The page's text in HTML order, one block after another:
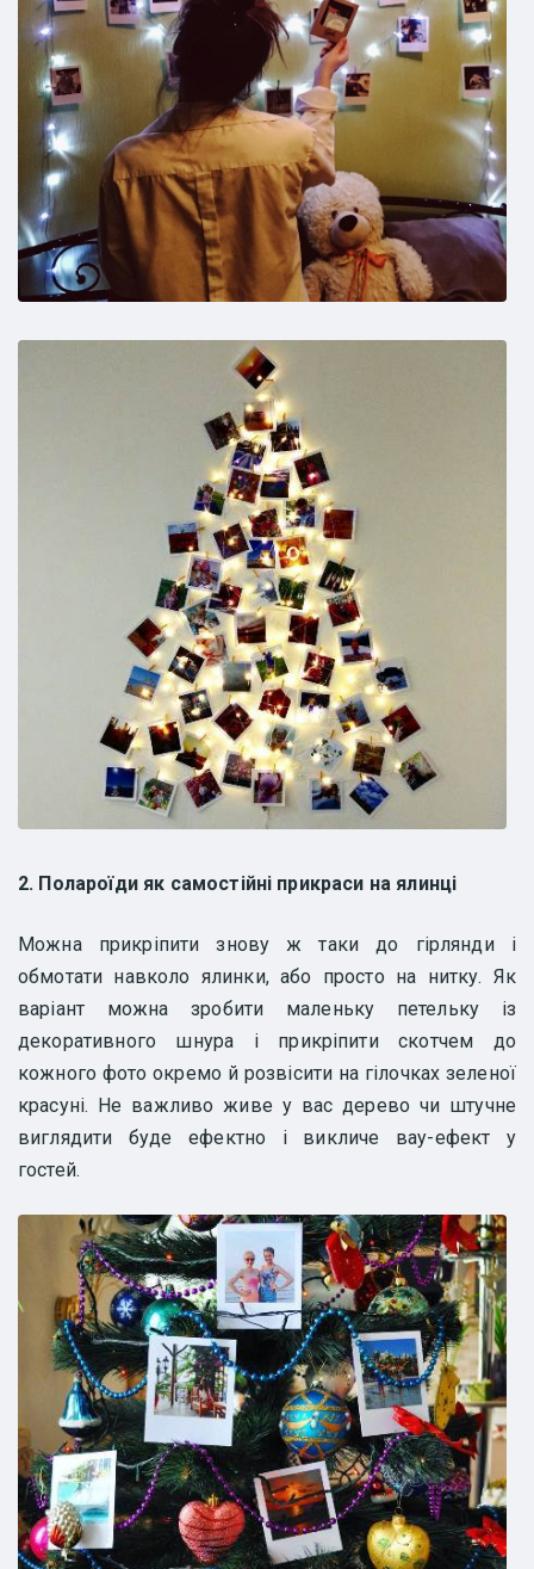
2. Полароїди як самостійні прикраси на ялинці
Можна прикріпити знову ж таки до гірлянди і
обмотати навколо ялинки, або просто на нитку. Як
варіант можна зробити маленьку петельку із
декоративного шнура і прикріпити скотчем до
кожного фото окремо й розвісити на гілочках зеленої
красуні. Не важливо живе у вас дерево чи штучне
виглядити буде ефектно і викличе вау-ефект у
гостей.